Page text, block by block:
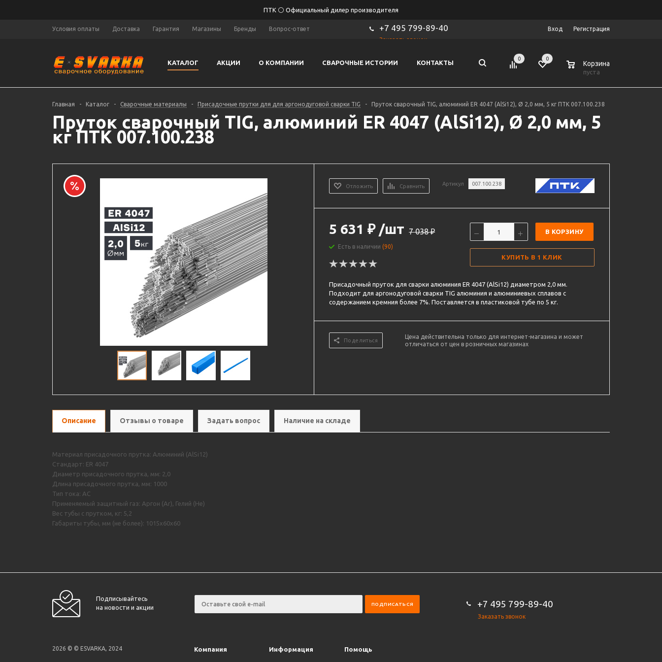
ПТК ⚪ Официальный дилер производителя
Условия оплаты Доставка Гарантия Магазины Бренды Вопрос-ответ +7 495 799-89-40
Заказать звонок
Вход Регистрация
КАТАЛОГ АКЦИИ О КОМПАНИИ СВАРОЧНЫЕ ИСТОРИИ КОНТАКТЫ
0 0
Корзина
пуста
Главная - Каталог - Сварочные материалы - Присадочные прутки для для аргонодуговой сварки TIG - Пруток сварочный TIG, алюминий ER 4047 (AlSi12), Ø 2,0 мм, 5 кг ПТК 007.100.238
Пруток сварочный TIG, алюминий ER 4047 (AlSi12), Ø 2,0 мм, 5
кг ПТК 007.100.238
Отложить Сравнить Артикул 007.100.238
5 631 ₽ /шт 7 038₽
Есть в наличии(90)
В КОРЗИНУ
КУПИТЬ В 1 КЛИК
Присадочный пруток для сварки алюминия ER 4047 (AlSi12) диаметром 2,0 мм.
Подходит для аргонодуговой сварки TIG алюминия и алюминиевых сплавов с
содержанием кремния более 7%. Поставляется в пластиковой тубе по 5 кг.
Поделиться
Цена действительна только для интернет-магазина и может
отличаться от цен в розничных магазинах
Описание Отзывы о товаре Задать вопрос Наличие на складе
Материал присадочного прутка: Алюминий (AlSi12)
Стандарт: ER 4047
Диаметр присадочного прутка, мм: 2,0
Длина присадочного прутка, мм: 1000
Тип тока: AC
Применяемый защитный газ: Аргон (Ar), Гелий (He)
Вес тубы с прутком, кг: 5,2
Габариты тубы, мм (не более): 1015х60х60
Подписывайтесь
на новости и акции
+7 495 799-89-40
Заказать звонок
2026 © © ESVARKA, 2024 Компания Информация Помощь